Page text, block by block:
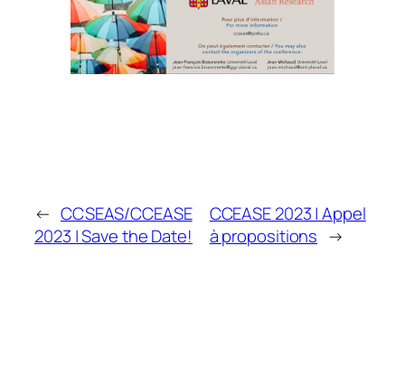
← CCSEAS/CCEASE
2023 | Save the Date!
CCEASE 2023 | Appel
à propositions →